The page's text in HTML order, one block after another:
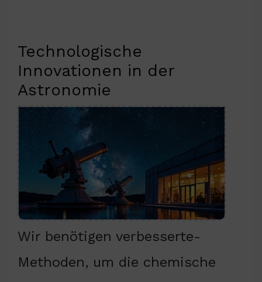
Technologische
Innovationen in der
Astronomie
Wir benötigen verbesserte-
Methoden, um die chemische